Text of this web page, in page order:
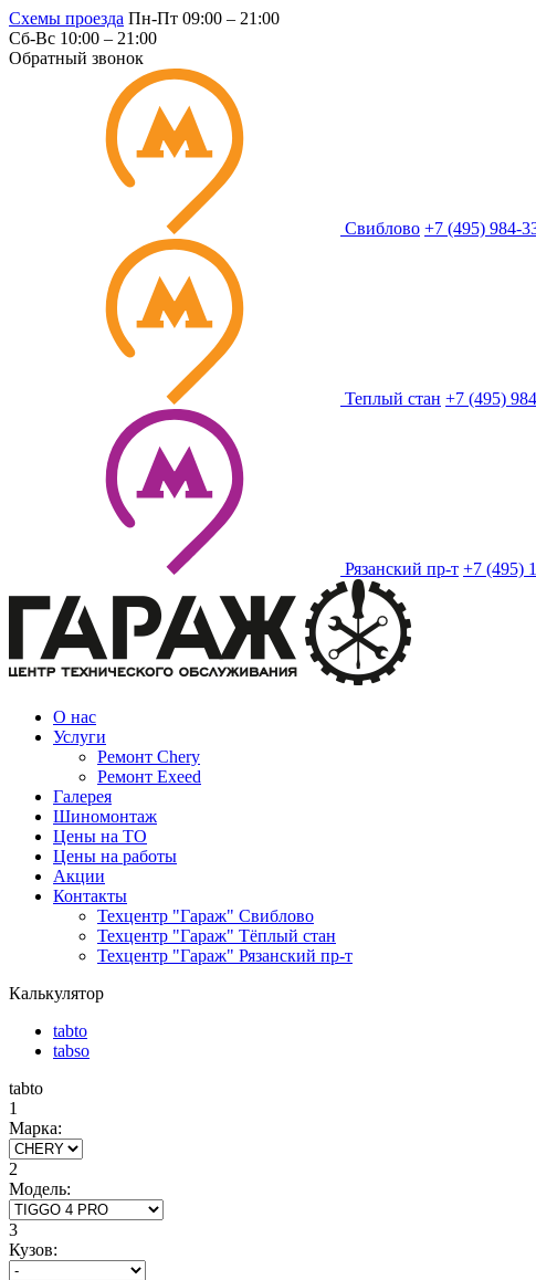
Схемы проезда Пн-Пт 09:00 – 21:00
Сб-Вс 10:00 – 21:00
Обратный звонок
Свиблово +7 (495) 984-
Теплый стан +7 (495)
Рязанский пр-т +7 (495)
О нас
Услуги
Ремонт Chery
Ремонт Exeed
Галерея
Шиномонтаж
Цены на ТО
Цены на работы
Акции
Контакты
Техцентр "Гараж" Свиблово
Техцентр "Гараж" Тёплый стан
Техцентр "Гараж" Рязанский пр-т
Калькулятор
tabto
tabso
tabto
1
Марка:
2
Модель:
3
Кузов: